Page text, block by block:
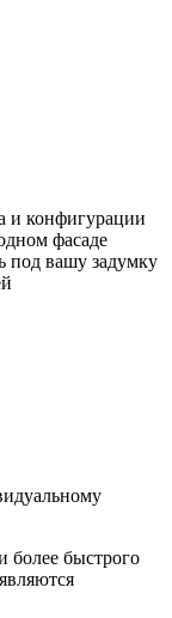
и конфигурации
фасаде
под вашу задумку
более быстрого